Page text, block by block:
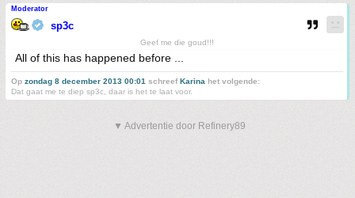
Moderator
sp3c
Geef me die goud!!!
All of this has happened before ...
Op zondag 8 december 2013 00:01 schreefKarina het volgende:
Dat gaat me te diep sp3c, daar is het te laat voor.
▼ Advertentie door Refinery89